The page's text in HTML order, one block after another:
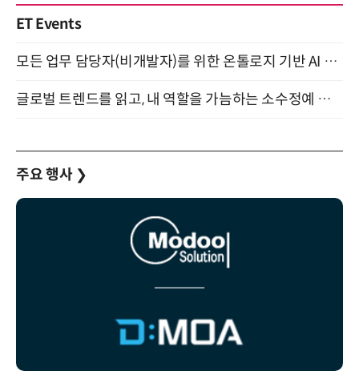
ET Events
모든 업무 담당자(비개발자)를 위한 온톨로지 기반 AI 지식체계 설계 1-day 워크숍 8월 20일 개최
글로벌 트렌드를 읽고, 내 역할을 가늠하는 소수정예 실습 워크숍 (8/28)
주요 행사 ❯